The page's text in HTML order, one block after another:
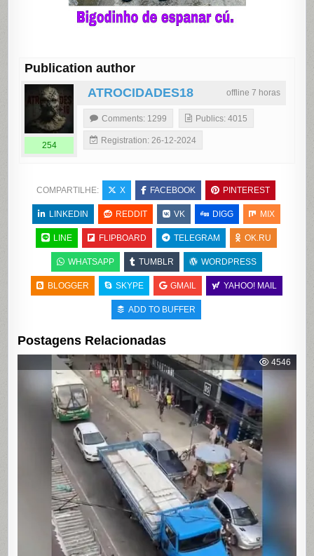
Publication author
offline 7 horas
ATROCIDADES18
254
Comments: 1299 Publics: 4015
Registration: 26-12-2024
COMPARTILHE: X FACEBOOK PINTEREST
LINKEDIN REDDIT VK DIGG MIX
LINE FLIPBOARD TELEGRAM OK.RU
WHATSAPP TUMBLR WORDPRESS
BLOGGER SKYPE GMAIL YAHOO! MAIL
ADD TO BUFFER
Postagens Relacionadas
4546